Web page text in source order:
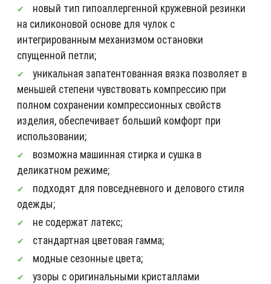
новый тип гипоаллергенной кружевной резинки
на силиконовой основе для чулок с
интегрированным механизмом остановки
спущенной петли;
уникальная запатентованная вязка позволяет в
меньшей степени чувствовать компрессию при
полном сохранении компрессионных свойств
изделия, обеспечивает больший комфорт при
использовании;
возможна машинная стирка и сушка в
деликатном режиме;
подходят для повседневного и делового стиля
одежды;
не содержат латекс;
стандартная цветовая гамма;
модные сезонные цвета;
узоры с оригинальными кристаллами